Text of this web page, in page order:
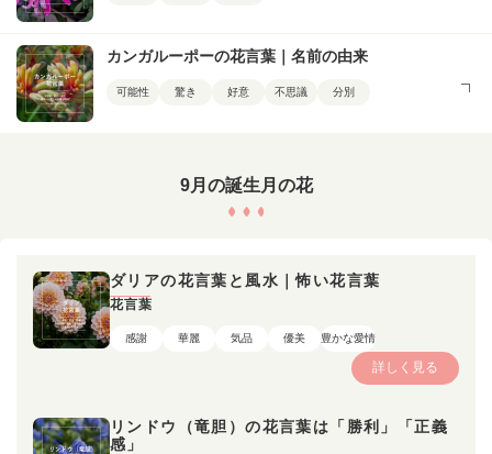
カンガルーポーの花言葉｜名前の由来
可能性 驚き 好意 不思議 分別
9月の誕生月の花
ダリアの花言葉と風水｜怖い花言葉
花言葉
感謝 華麗 気品 優美 豊かな愛情
詳しく見る
リンドウ（竜胆）の花言葉は「勝利」「正義
感」